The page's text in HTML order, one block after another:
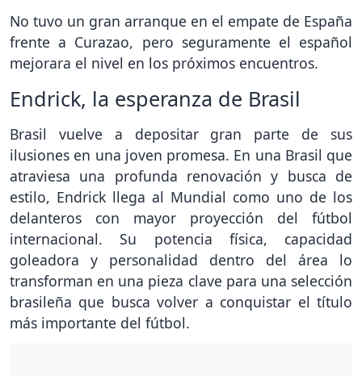
No tuvo un gran arranque en el empate de España
frente a Curazao, pero seguramente el español
mejorara el nivel en los próximos encuentros.
Endrick, la esperanza de Brasil
Brasil vuelve a depositar gran parte de sus
ilusiones en una joven promesa. En una Brasil que
atraviesa una profunda renovación y busca de
estilo, Endrick llega al Mundial como uno de los
delanteros con mayor proyección del fútbol
internacional. Su potencia física, capacidad
goleadora y personalidad dentro del área lo
transforman en una pieza clave para una selección
brasileña que busca volver a conquistar el título
más importante del fútbol.